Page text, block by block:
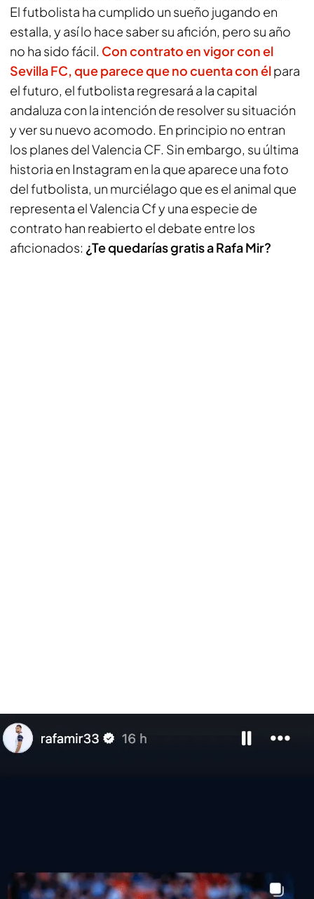
El futbolista ha cumplido un sueño jugando en
estalla, y así lo hace saber su afición, pero su año
no ha sido fácil. Con contrato en vigor con el
Sevilla FC, que parece que no cuenta con élpara
el futuro, el futbolista regresará a la capital
andaluza con la intención de resolver su situación
y ver su nuevo acomodo. En principio no entran
los planes del Valencia CF. Sin embargo, su última
historia en Instagram en la que aparece una foto
del futbolista, un murciélago que es el animal que
representa el Valencia Cf y una especie de
contrato han reabierto el debate entre los
aficionados: ¿Te quedarías gratis a Rafa Mir?